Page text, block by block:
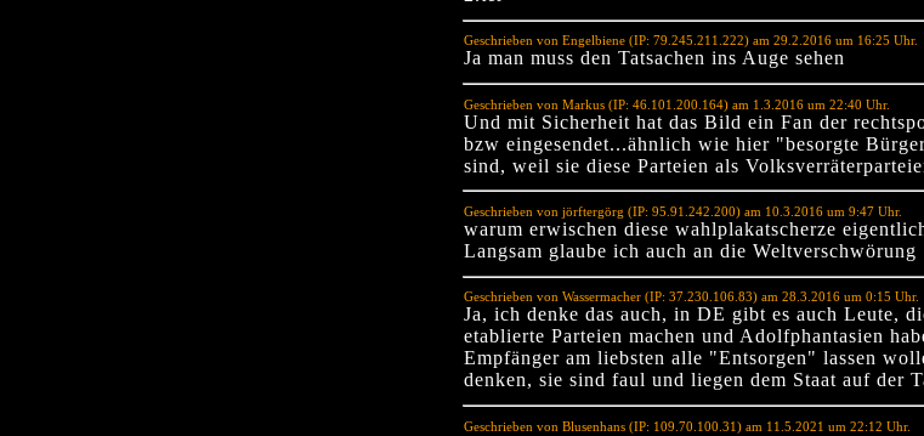
Geschrieben von Engelbiene (IP: 79.245.211.222) am 29.2.2016 um 16:25 Uhr.
Ja man muss den Tatsachen ins Auge sehen
Geschrieben von Markus (IP: 46.101.200.164) am 1.3.2016 um 22:40 Uhr.
Und mit Sicherheit hat das Bild ein Fan der
bzw eingesendet...ähnlich wie hier "besorgte
sind, weil sie diese Parteien als
Geschrieben von jörftergörg (IP: 95.91.242.200) am 10.3.2016 um 9:47 Uhr.
warum erwischen diese wahlplakatscherze
Langsam glaube ich auch an die Weltverschwörung
Geschrieben von Wassermacher (IP: 37.230.106.83) am 28.3.2016 um 0:15 Uhr.
Ja, ich denke das auch, in DE gibt es auch Leute,
etablierte Parteien machen und Adolfphantasien
Empfänger am liebsten alle "Entsorgen" lassen
denken, sie sind faul und liegen dem Staat auf der
Geschrieben von Blusenhans (IP: 109.70.100.31) am 11.5.2021 um 22:12 Uhr.